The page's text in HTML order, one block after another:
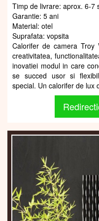
Timp de livrare: aprox. 6-7
Garantie: 5 ani
Material: otel
Suprafata: vopsita
Calorifer de camera Troy
creativitatea,
inovatiei modul in care
se succed usor si
special. Un calorifer de lux